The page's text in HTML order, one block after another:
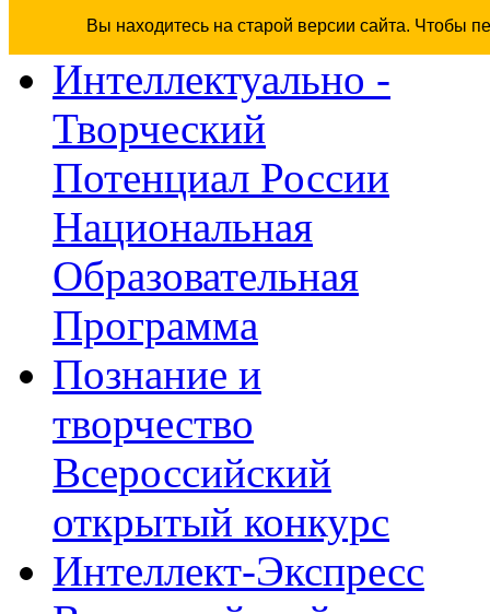
Вы находитесь на старой версии сайта. Чтобы
Интеллектуально -
Творческий
Потенциал России
Национальная
Образовательная
Программа
Познание и
творчество
Всероссийский
открытый конкурс
Интеллект-Экспресс